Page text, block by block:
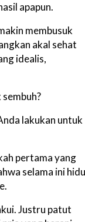
apapun.
membusuk
akal sehat
idealis,
lakukan untuk
pertama yang
selama ini
Justru patut